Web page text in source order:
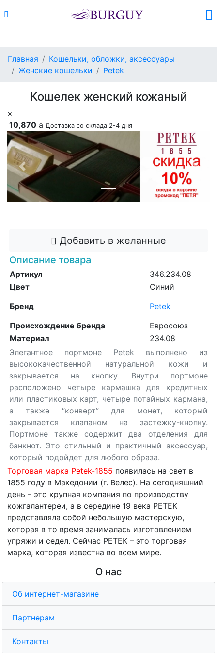
Главная
Кошельки, обложки, аксессуары
Женские кошельки
Petek
Кошелек женский кожаный
×
10,870 a Доставка со склада 2-4 дня
Previous
Добавить в желанные
Описание товара
Артикул
346.234.08
Цвет
Синий
Бренд
Petek
Происхождение бренда
Евросоюз
Материал
234.08
Элегантное портмоне Petek выполнено из
высококачественной натуральной кожи и
закрывается на кнопку. Внутри портмоне
расположено четыре кармашка для кредитных
или пластиковых карт, четыре потайных кармана,
а также “конверт” для монет, который
закрывается клапаном на застежку-кнопку.
Портмоне также содержит два отделения для
банкнот. Это стильный и практичный аксессуар,
который подойдет для любого образа.
Торговая марка Petek-1855 появилась на свет в
1855 году в Македонии (г. Велес). На сегодняшний
день – это крупная компания по производству
кожгалантереи, а в середине 19 века PETEK
представляла собой небольшую мастерскую,
которая в то время занималась изготовлением
упряжи и седел. Сейчас PETEK – это торговая
марка, которая известна во всем мире.
О нас
Об интернет-магазине
Партнерам
Контакты